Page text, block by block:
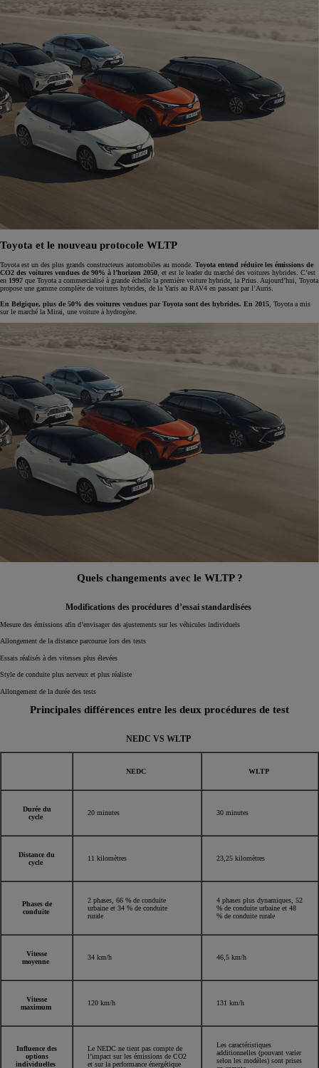
Toyota et le nouveau protocole WLTP
Toyota est un des plus grands constructeurs automobiles au monde. Toyota entend réduire les émissions de
CO2 des voitures vendues de 90% à l’horizon 2050 , et est le leader du marché des voitures hybrides. C’est
en 1997 que Toyota a commercialisé à grande échelle la première voiture hybride, la Prius. Aujourd’hui, Toyota
propose une gamme complète de voitures hybrides, de la Yaris au RAV4 en passant par l’Auris.
En Belgique, plus de 50% des voitures vendues par Toyota sont des hybrides. En 2015 , Toyota a mis
sur le marché la Mirai, une voiture à hydrogène.
Quels changements avec le WLTP ?
Modifications des procédures d’essai standardisées
Mesure des émissions afin d’envisager des ajustements sur les véhicules individuels
Allongement de la distance parcourue lors des tests
Essais réalisés à des vitesses plus élevées
Style de conduite plus nerveux et plus réaliste
Allongement de la durée des tests
Principales différences entre les deux procédures de test
NEDC VS WLTP
NEDC WLTP
Durée du
cycle
20 minutes 30 minutes
Distance du
cycle
11 kilomètres 23,25 kilomètres
Phases de
conduite
2 phases, 66 % de conduite
urbaine et 34 % de conduite
rurale
4 phases plus dynamiques, 52
% de conduite urbaine et 48
% de conduite rurale
Vitesse
moyenne
34 km/h 46,5 km/h
Vitesse
maximum
120 km/h 131 km/h
Influence des
options
individuelles
Le NEDC ne tient pas compte de
l’impact sur les émissions de CO2
et sur la performance énergétique
Les caractéristiques
additionnelles (pouvant varier
selon les modèles) sont prises